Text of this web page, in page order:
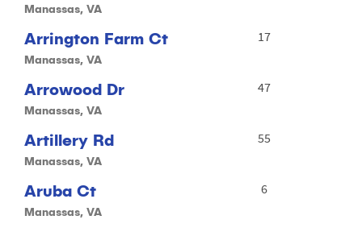
Manassas, VA
Arrington Farm Ct
Manassas, VA
17
Arrowood Dr
Manassas, VA
47
Artillery Rd
Manassas, VA
55
Aruba Ct
Manassas, VA
6